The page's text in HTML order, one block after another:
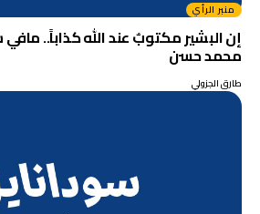
منبر الرأي
إن البشير مكتوبٌ عند الله كذاباً..
محمد حسن
طارق الجزولي